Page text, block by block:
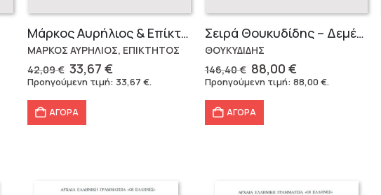
Μάρκος Αυρήλιος & Επίκτητος (Επίτομα)
ΜΑΡΚΟΣ ΑΥΡΗΛΙΟΣ, ΕΠΙΚΤΗΤΟΣ
42,09€ Original
price
42,09 €.
33,67 €Η
τρέχουσα
Προηγούμενη τιμή: 33,67 €.
ΑΓΟΡΑ
Σειρά Θουκυδίδης – Δεμένο (4 τόμοι)
ΘΟΥΚΥΔΙΔΗΣ
146,40€ Original
price
146,40 €.
88,00 €Η
τρέχουσα
Προηγούμενη τιμή: 88,00€.
ΑΓΟΡΑ